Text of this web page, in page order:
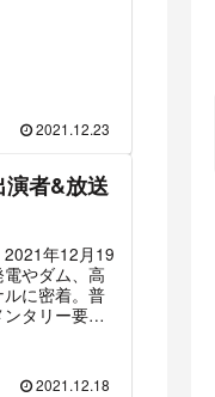
2021.12.23
演者&放送
2021年12月19
やダム、高
に密着。普
タリー要素
2021.12.18